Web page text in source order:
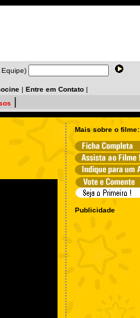
| Entre em Contato |
Mais sobre o filme:
Publicidade